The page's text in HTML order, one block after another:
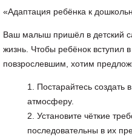
«Адаптация ребёнка к
Ваш малыш пришёл в детский
жизнь. Чтобы ребёнок вступил
повзрослевшим, хотим
Постарайтесь создать
атмосферу.
Установите чёткие
последовательны в их